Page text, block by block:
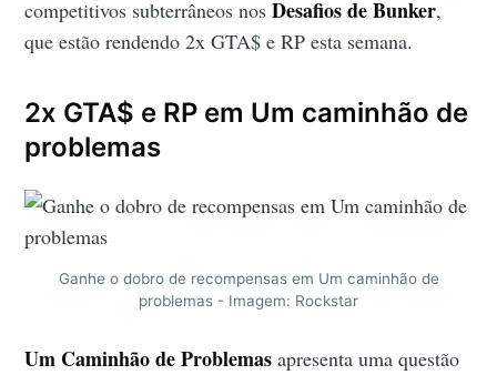
competitivos subterrâneos nosDesafios de Bunker,
que estão rendendo 2x GTA$ e RP esta semana.
2x GTA$ e RP em Um caminhão de
problemas
Ganhe o dobro de recompensas em Um caminhão de
problemas - Imagem: Rockstar
Um Caminhão de Problemas apresenta uma questão